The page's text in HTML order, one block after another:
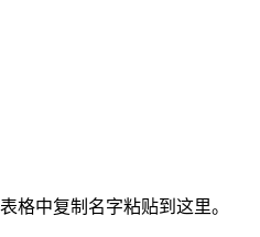
格中复制名字粘贴到这里。